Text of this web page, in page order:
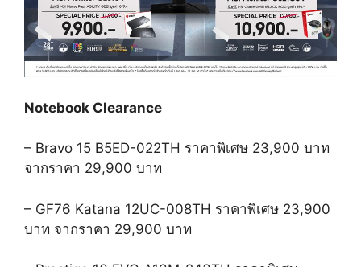
Notebook Clearance
– Bravo 15 B5ED-022TH ราคาพิเศษ 23,900 บาท
จากราคา 29,900 บาท
– GF76 Katana 12UC-008TH ราคาพิเศษ 23,900
บาท จากราคา 29,900 บาท